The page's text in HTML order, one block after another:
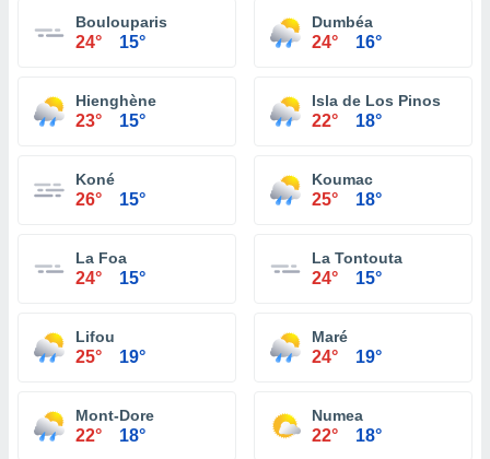
Boulouparis
24° 15°
Dumbéa
24° 16°
Hienghène
23° 15°
Isla de Los Pinos
22° 18°
Koné
26° 15°
Koumac
25° 18°
La Foa
24° 15°
La Tontouta
24° 15°
Lifou
25° 19°
Maré
24° 19°
Mont-Dore
22° 18°
Numea
22° 18°